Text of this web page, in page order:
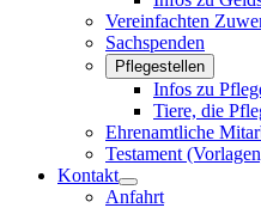
Vereinfachten
Sachspenden
Pflegestellen
Infos zu
Tiere, die
Ehrenamtliche
Testament
Kontakt
Anfahrt